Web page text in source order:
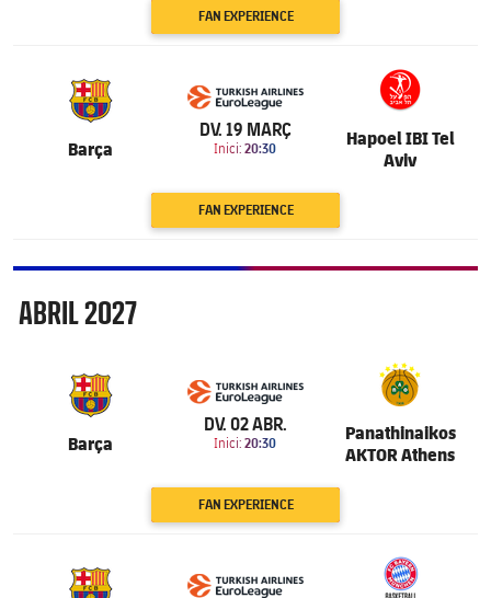
FAN EXPERIENCE
Barça
6.201
DV. 19 MARÇ
Inici: 20:30
Hapoel IBI Tel
Aviv
FAN EXPERIENCE
Abril
ABRIL2027
Barça
6.201
DV. 02 ABR.
Inici: 20:30
Panathinaikos
AKTOR Athens
FAN EXPERIENCE
6.201